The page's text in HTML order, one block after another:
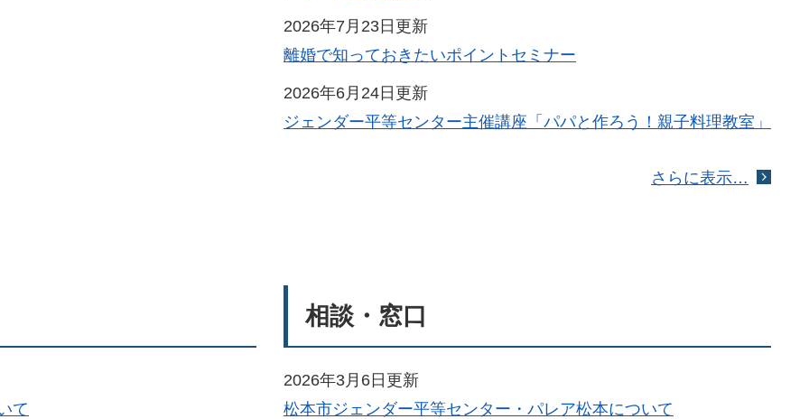
2026年7月23日更新
離婚で知っておきたいポイントセミナー
2026年6月24日更新
ジェンダー平等センター主催講座「パパと作ろう！親子料理教室」
さらに表示…
て
相談・窓口
2026年3月6日更新
松本市ジェンダー平等センター・パレア松本について